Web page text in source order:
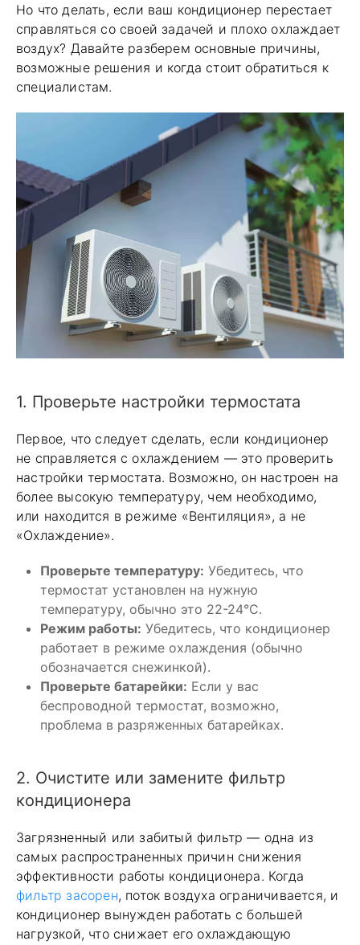
Но что делать, если ваш кондиционер перестает
справляться со своей задачей и плохо охлаждает
воздух? Давайте разберем основные причины,
возможные решения и когда стоит обратиться к
специалистам.
1. Проверьте настройки термостата
Первое, что следует сделать, если кондиционер
не справляется с охлаждением — это проверить
настройки термостата. Возможно, он настроен на
более высокую температуру, чем необходимо,
или находится в режиме «Вентиляция», а не
«Охлаждение».
Проверьте температуру: Убедитесь, что
термостат установлен на нужную
температуру, обычно это 22-24°C.
Режим работы: Убедитесь, что кондиционер
работает в режиме охлаждения (обычно
обозначается снежинкой).
Проверьте батарейки: Если у вас
беспроводной термостат, возможно,
проблема в разряженных батарейках.
2. Очистите или замените фильтр
кондиционера
Загрязненный или забитый фильтр — одна из
самых распространенных причин снижения
эффективности работы кондиционера. Когда
фильтр засорен, поток воздуха ограничивается, и
кондиционер вынужден работать с большей
нагрузкой, что снижает его охлаждающую